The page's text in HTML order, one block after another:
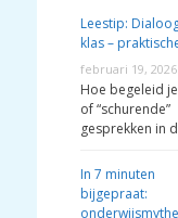
Leestip:
klas –
februari 19, 2026
Hoe begeleid
of “schurende”
gesprekken in
In 7 minuten
bijgepraat: